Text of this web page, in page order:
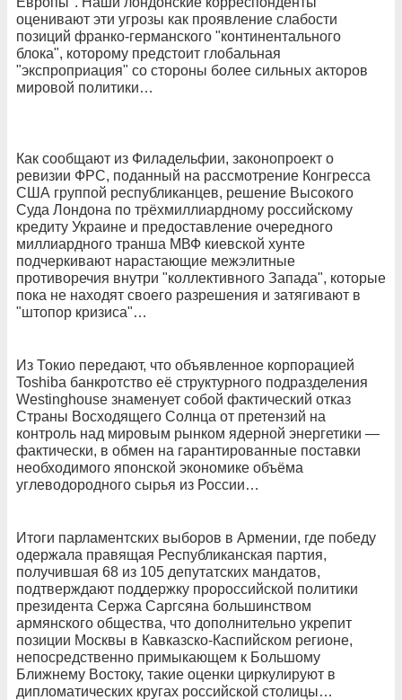
оценивают эти угрозы как проявление слабости
позиций франко-германского "континентального
блока", которому предстоит глобальная
"экспроприация" со стороны более сильных акторов
мировой политики…
Как сообщают из Филадельфии, законопроект о
ревизии ФРС, поданный на рассмотрение Конгресса
США группой республиканцев, решение Высокого
Суда Лондона по трёхмиллиардному российскому
кредиту Украине и предоставление очередного
миллиардного транша МВФ киевской хунте
подчеркивают нарастающие межэлитные
противоречия внутри "коллективного Запада", которые
пока не находят своего разрешения и затягивают в
"штопор кризиса"…
Из Токио передают, что объявленное корпорацией
Toshiba банкротство её структурного подразделения
Westinghouse знаменует собой фактический отказ
Страны Восходящего Солнца от претензий на
контроль над мировым рынком ядерной энергетики —
фактически, в обмен на гарантированные поставки
необходимого японской экономике объёма
углеводородного сырья из России…
Итоги парламентских выборов в Армении, где победу
одержала правящая Республиканская партия,
получившая 68 из 105 депутатских мандатов,
подтверждают поддержку пророссийской политики
президента Сержа Саргсяна большинством
армянского общества, что дополнительно укрепит
позиции Москвы в Кавказско-Каспийском регионе,
непосредственно примыкающем к Большому
Ближнему Востоку, такие оценки циркулируют в
дипломатических кругах российской столицы…